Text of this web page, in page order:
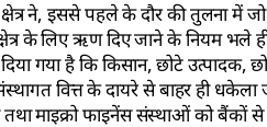
क्षेत्र ने, इससे पहले के दौर की तुलना
के लिए ऋण दिए जाने के नियम भले
गया है कि किसान, छोटे
वित्त के दायरे से बाहर ही
माइक्रो फाइनेंस संस्थाओं को बैंकों